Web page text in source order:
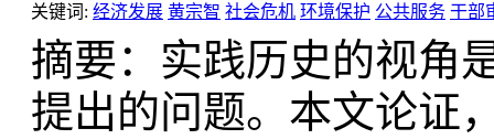
关键词: 经济发展 黄宗智 社会危机 环境保护 公共服务 干部
摘要：实践历史的视角
提出的问题。本文论证